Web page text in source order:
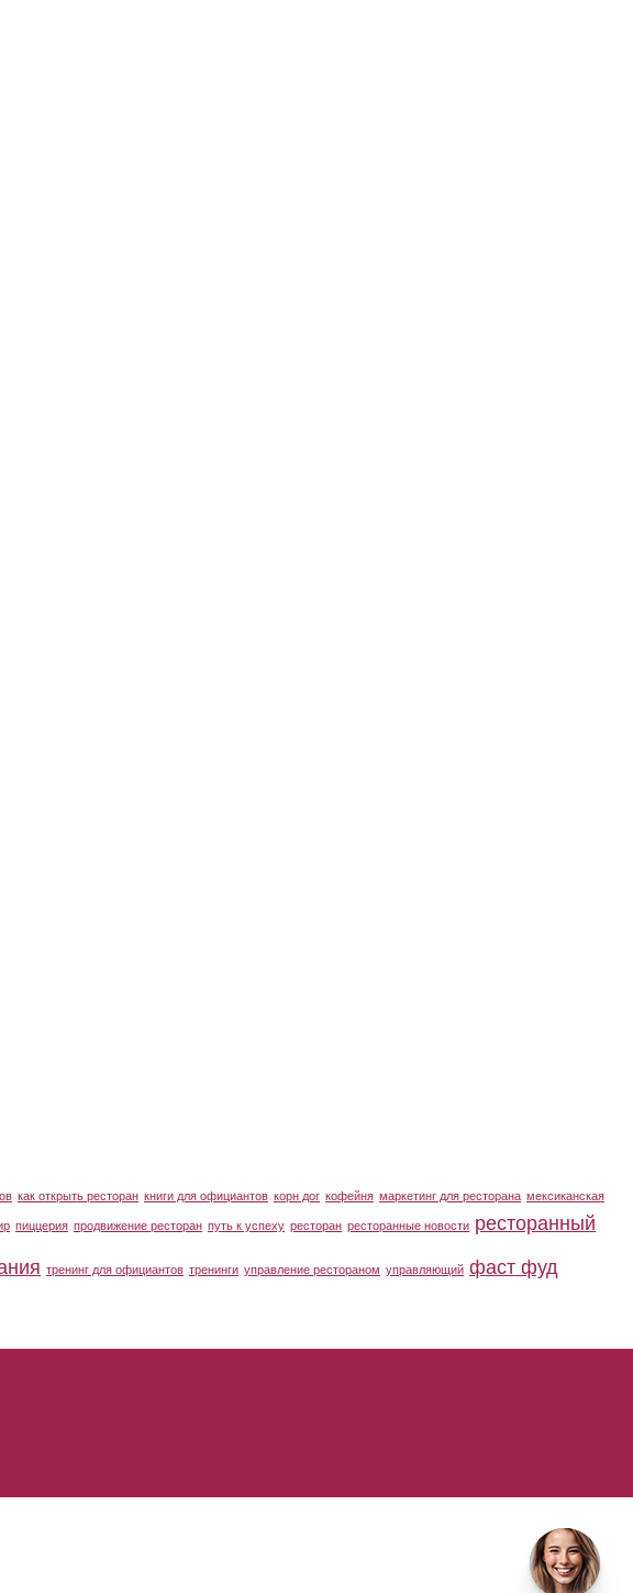
как открыть ресторан книги для официантов корн дог кофейня маркетинг для ресторана мексиканская
пиццерия продвижение ресторан путь к успеху ресторан ресторанные новости ресторанный
тренинг для официантов тренинги управление рестораном управляющий фаст фуд